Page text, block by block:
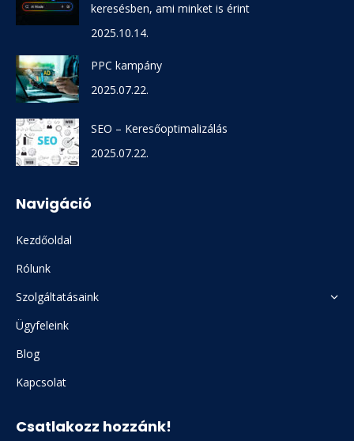
keresésben, ami minket is érint
2025.10.14.
PPC kampány
2025.07.22.
SEO – Keresőoptimalizálás
2025.07.22.
Navigáció
Kezdőoldal
Rólunk
Szolgáltatásaink
Ügyfeleink
Blog
Kapcsolat
Csatlakozz hozzánk!